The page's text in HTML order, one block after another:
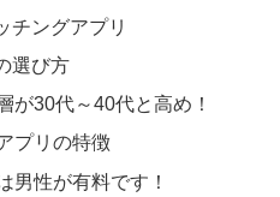
チングアプリ
選び方
が30代～40代と高め！
プリの特徴
男性が有料です！